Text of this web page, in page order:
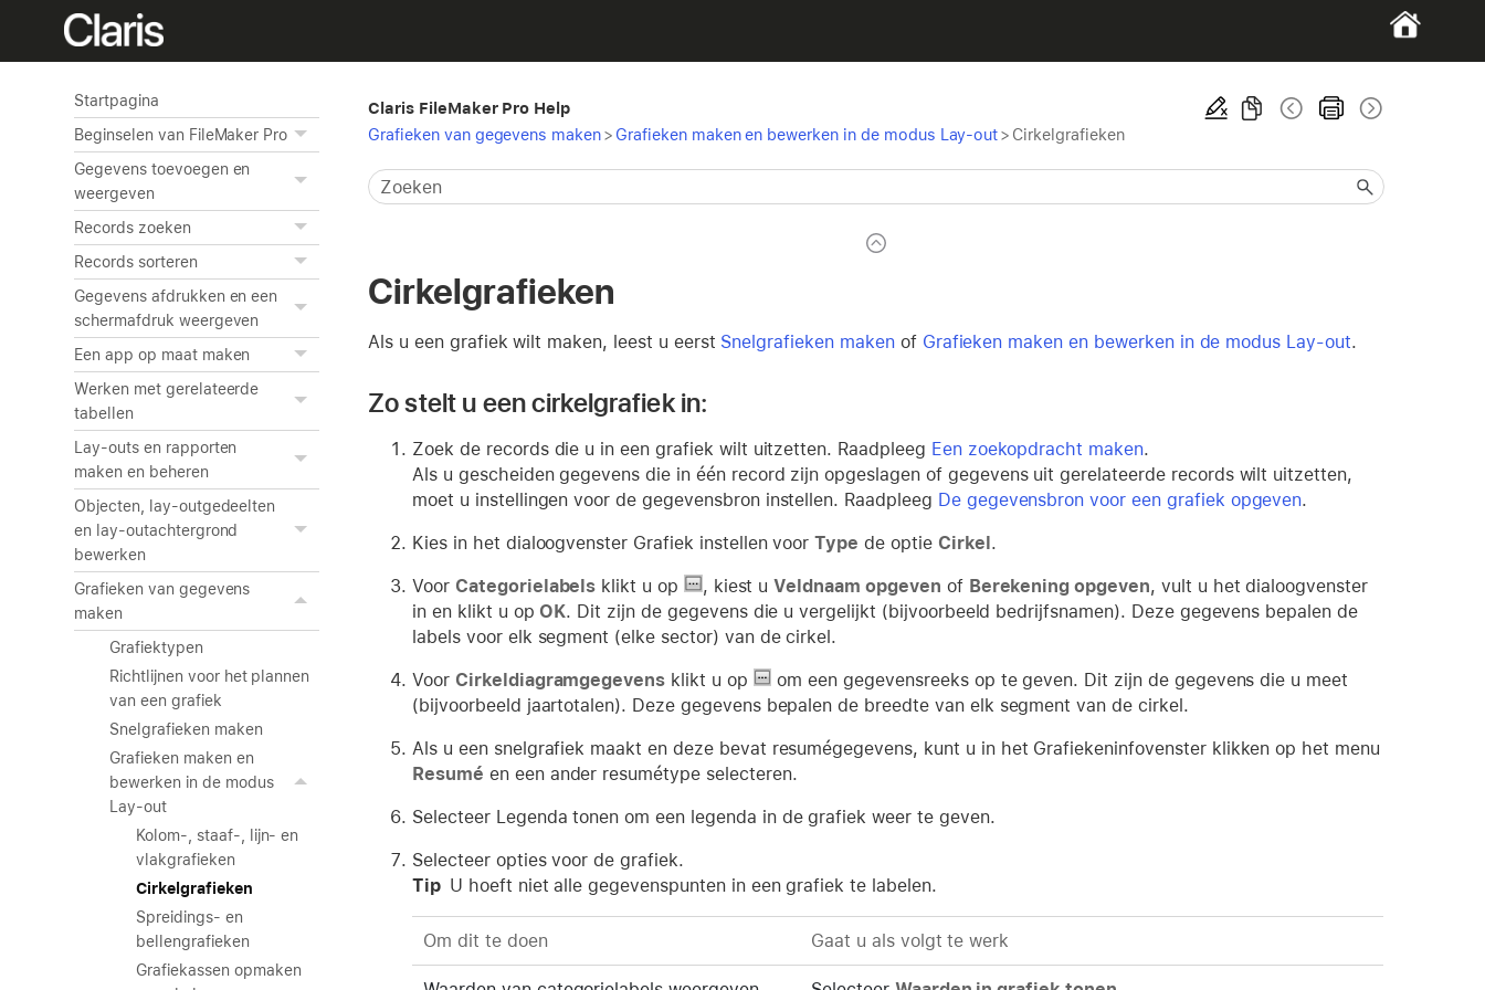
Startpagina
Beginselen van FileMaker Pro
Gegevens toevoegen en
weergeven
Records zoeken
Records sorteren
Gegevens afdrukken en een
schermafdruk weergeven
Een app op maat maken
Werken met gerelateerde
tabellen
Lay-outs en rapporten
maken en beheren
Objecten, lay-outgedeelten
en lay-outachtergrond
bewerken
Grafieken van gegevens
maken
Grafiektypen
Richtlijnen voor het plannen
van een grafiek
Snelgrafieken maken
Grafieken maken en
bewerken in de modus
Lay-out
Kolom-, staaf-, lijn- en
vlakgrafieken
Cirkelgrafieken
Spreidings- en
bellengrafieken
Grafiekassen opmaken
Claris FileMaker Pro Help
Grafieken van gegevens maken> Grafieken maken en bewerken in de modus Lay-out> Cirkelgrafieken
Cirkelgrafieken
Als u een grafiek wilt maken, leest u eerst Snelgrafieken makenof Grafieken maken en bewerken in de modus Lay-out.
Zo stelt u een cirkelgrafiek in:
Zoek de records die u in een grafiek wilt uitzetten. Raadpleeg Een zoekopdracht maken.
Als u gescheiden gegevens die in één record zijn opgeslagen of gegevens uit gerelateerde records wilt uitzetten,
moet u instellingen voor de gegevensbron instellen. Raadpleeg De gegevensbron voor een grafiek opgeven.
Kies in het dialoogvenster Grafiek instellen voorType de optie Cirkel.
Voor Categorielabels klikt u op , kiest uVeldnaam opgeven of Berekening opgeven, vult u het dialoogvenster
in en klikt u op OK. Dit zijn de gegevens die u vergelijkt (bijvoorbeeld bedrijfsnamen). Deze gegevens bepalen de
labels voor elk segment (elke sector) van de cirkel.
Voor Cirkeldiagramgegevens klikt u op
om een gegevensreeks op te geven. Dit zijn de gegevens die u meet
(bijvoorbeeld jaartotalen). Deze gegevens bepalen de breedte van elk segment van de cirkel.
Als u een snelgrafiek maakt en deze bevat resumégegevens, kunt u in het Grafiekeninfovenster klikken op het menu
Resumé en een ander resumétype selecteren.
Selecteer Legenda tonen om een legenda in de grafiek weer te geven.
Selecteer opties voor de grafiek.
Tip U hoeft niet alle gegevenspunten in een grafiek te labelen.
Om dit te doen Gaat u als volgt te werk